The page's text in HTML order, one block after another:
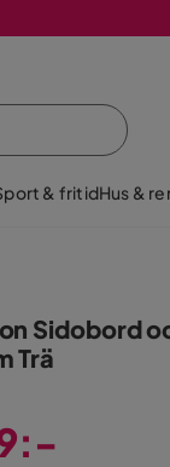
& fritidHus &
Sidobord
Trä